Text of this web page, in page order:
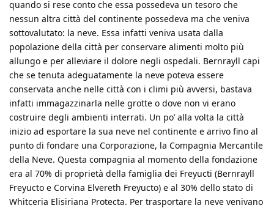
quando si rese conto che essa possedeva un tesoro che
nessun altra città del continente possedeva ma che veniva
sottovalutato: la neve. Essa infatti veniva usata dalla
popolazione della città per conservare alimenti molto più
allungo e per alleviare il dolore negli ospedali. Bernrayll capi
che se tenuta adeguatamente la neve poteva essere
conservata anche nelle città con i climi più avversi, bastava
infatti immagazzinarla nelle grotte o dove non vi erano
costruire degli ambienti interrati. Un po’ alla volta la città
inizio ad esportare la sua neve nel continente e arrivo fino al
punto di fondare una Corporazione, la Compagnia Mercantile
della Neve. Questa compagnia al momento della fondazione
era al 70% di proprietà della famiglia dei Freyucti (Bernrayll
Freyucto e Corvina Elvereth Freyucto) e al 30% dello stato di
Whitceria Elisiriana Protecta. Per trasportare la neve venivano